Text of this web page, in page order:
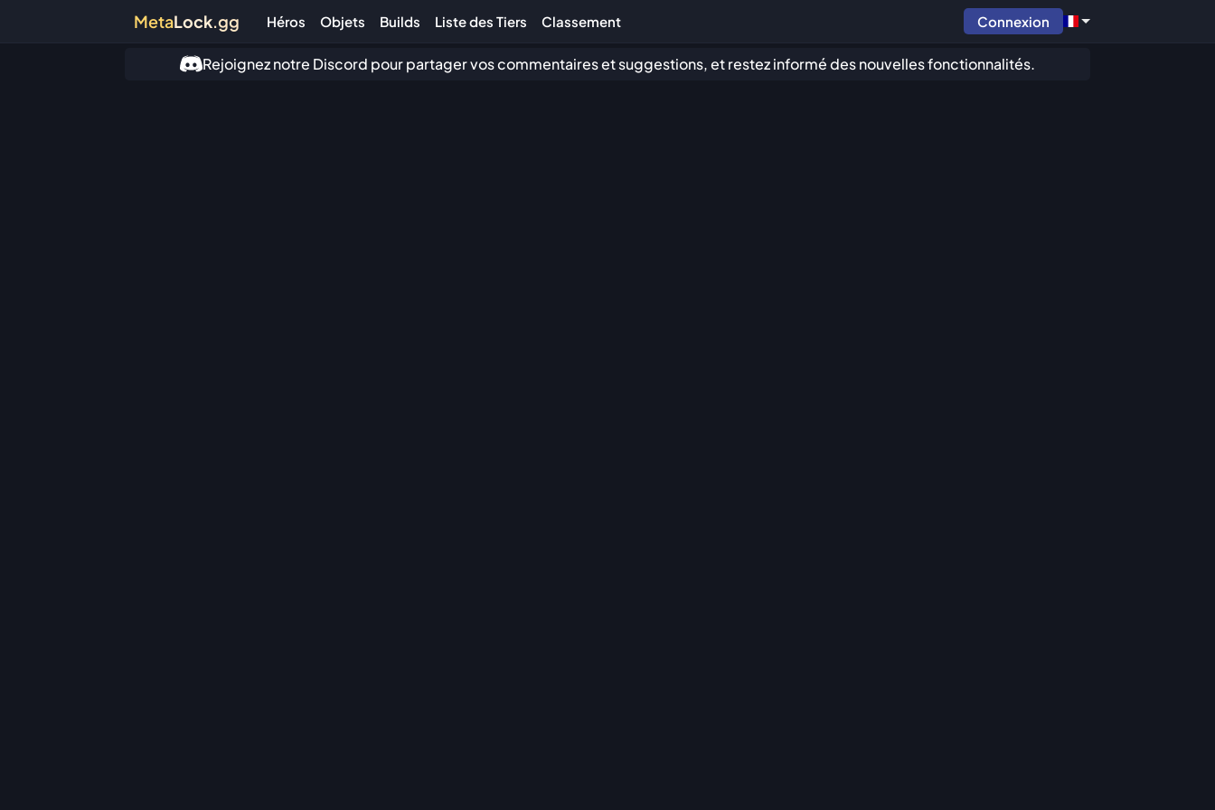
MetaLock.gg Héros Objets Builds Liste des Tiers Classement Connexion
Rejoignez notre Discord pour partager vos commentaires et suggestions, et restez informé des nouvelles fonctionnalités.